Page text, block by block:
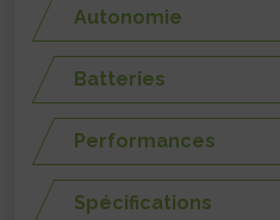
Autonomie
Batteries
Performances
Spécifications